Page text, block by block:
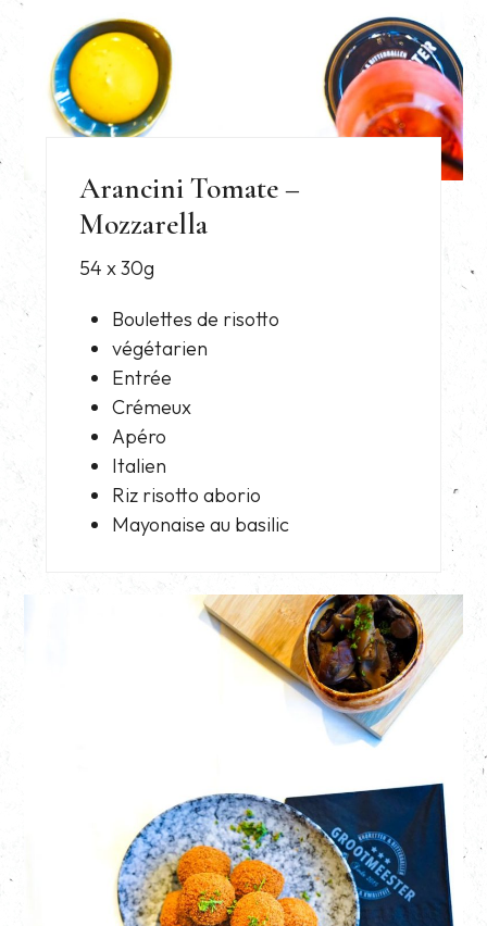
Arancini Tomate –
Mozzarella
54 x 30g
Boulettes de risotto
végétarien
Entrée
Crémeux
Apéro
Italien
Riz risotto aborio
Mayonaise au basilic